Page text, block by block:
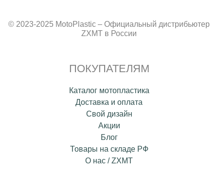
© 2023-2025 MotoPlastic – Официальный дистрибьютер
ZXMT в России
ПОКУПАТЕЛЯМ
Каталог мотопластика
Доставка и оплата
Свой дизайн
Акции
Блог
Товары на складе РФ
О нас / ZXMT